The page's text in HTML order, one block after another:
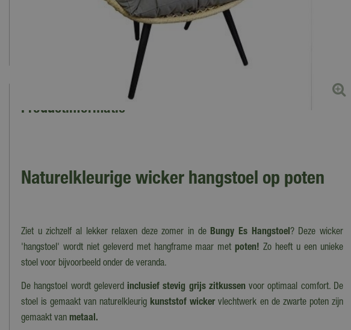
Productinformatie
Naturelkleurige wicker hangstoel op poten
Ziet u zichzelf al lekker relaxen deze zomer in de Bungy Es Hangstoel? Deze wicker
'hangstoel' wordt niet geleverd met hangframe maar met poten! Zo heeft u een unieke
stoel voor bijvoorbeeld onder de veranda.
De hangstoel wordt geleverd inclusief stevig grijs zitkussenvoor optimaal comfort. De
stoel is gemaakt van naturelkleurig kunststof wickervlechtwerk en de zwarte poten zijn
gemaakt van metaal.